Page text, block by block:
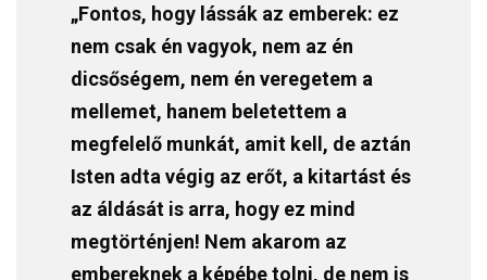
„Fontos, hogy lássák az emberek: ez
nem csak én vagyok, nem az én
dicsőségem, nem én veregetem a
mellemet, hanem beletettem a
megfelelő munkát, amit kell, de aztán
Isten adta végig az erőt, a kitartást és
az áldását is arra, hogy ez mind
megtörténjen! Nem akarom az
embereknek a képébe tolni, de nem is